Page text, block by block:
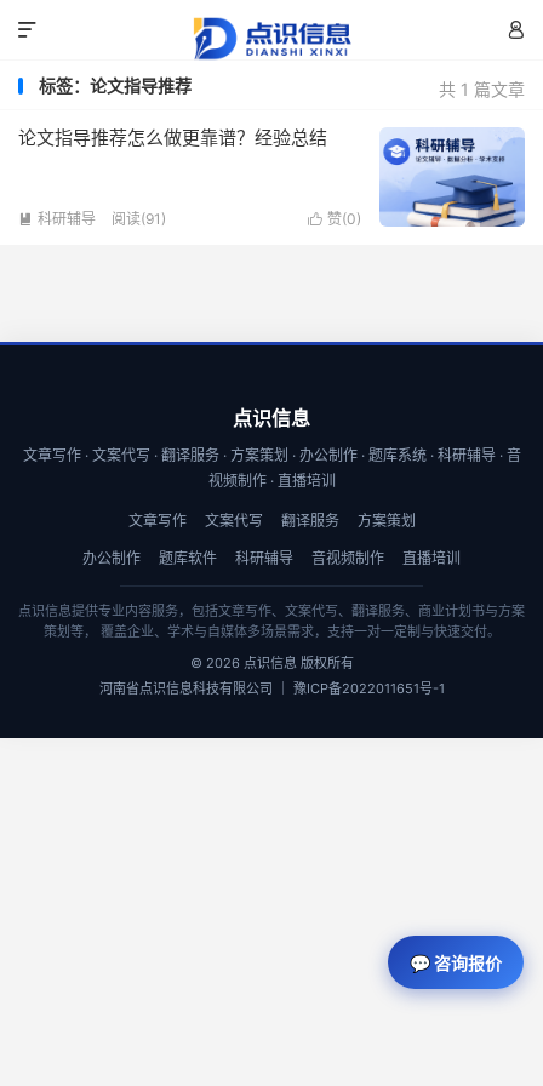


共 1 篇文章
标签：论文指导推荐
论文指导推荐怎么做更靠谱？经验总结
 赞(0)
 科研辅导 阅读(91)
点识信息
文章写作 · 文案代写 · 翻译服务 · 方案策划 · 办公制作 · 题库系统 · 科研辅导 · 音
视频制作 · 直播培训
文章写作 文案代写 翻译服务 方案策划
办公制作 题库软件 科研辅导 音视频制作 直播培训
点识信息提供专业内容服务，包括文章写作、文案代写、翻译服务、商业计划书与方案
策划等， 覆盖企业、学术与自媒体多场景需求，支持一对一定制与快速交付。
© 2026 点识信息 版权所有
河南省点识信息科技有限公司 ｜ 豫ICP备2022011651号-1
💬 咨询报价